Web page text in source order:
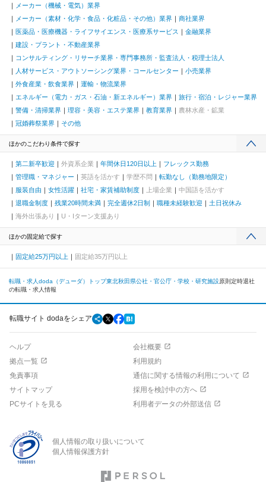
メーカー（機械・電気）業界
メーカー（素材・化学・食品・化粧品・その他）業界
商社業界
医薬品・医療機器・ライフサイエンス・医療系サービス
金融業界
建設・プラント・不動産業界
コンサルティング・リサーチ業界・専門事務所・監査法人・税理士法人
人材サービス・アウトソーシング業界・コールセンター
小売業界
外食産業・飲食業界
運輸・物流業界
エネルギー（電力・ガス・石油・新エネルギー）業界
旅行・宿泊・レジャー業界
警備・清掃業界
理容・美容・エステ業界 教育業界
農林水産・鉱業
冠婚葬祭業界
その他
ほかのこだわり条件で探す
第二新卒歓迎 外資系企業 年間休日120日以上
フレックス勤務
管理職・マネジャー
英語を活かす 学歴不問
転勤なし（勤務地限定）
服装自由
女性活躍 社宅・家賃補助制度 上場企業
中国語を活かす
退職金制度
残業20時間未満 完全週休2日制 職種未経験歓迎
土日祝休み
海外出張あり
U・Iターン支援あり
ほかの固定給で探す
固定給25万円以上 固定給35万円以上
転職・求人doda（デューダ）トップ東北秋田県公社・官公庁・学校・研究施設原則定時退社
の転職・求人情報
転職サイト dodaをシェア
ヘルプ
会社概要
拠点一覧
利用規約
免責事項
通信に関する情報の利用について
サイトマップ
採用を検討中の方へ
PCサイトを見る
利用者データの外部送信
個人情報の取り扱いについて
個人情報保護方針